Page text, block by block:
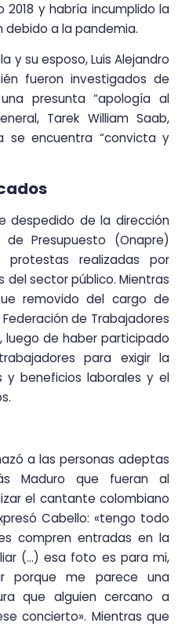
y habría incumplido la
a la pandemia.
y su esposo, Luis Alejandro
fueron investigados de
presunta “apología al
Tarek William Saab,
se encuentra “convicta y
despedido de la dirección
Presupuesto (Onapre)
realizadas por
sector público. Mientras
removido del cargo de
de Trabajadores
luego de haber participado
para exigir la
y beneficios laborales y el
a las personas adeptas
Maduro que fueran al
el cantante colombiano
Cabello: «tengo todo
compren entradas en la
(…) esa foto es para mi,
me parece una
que alguien cercano a
concierto». Mientras que